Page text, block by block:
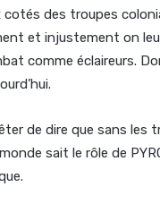
cotés des troupes
et injustement on
comme éclaireurs.
de dire que sans les
sait le rôle de